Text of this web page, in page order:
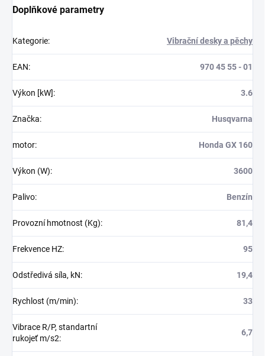
Doplňkové parametry
Kategorie: Vibrační desky a pěchy
EAN: 970 45 55 - 01
Výkon [kW]: 3.6
Značka: Husqvarna
motor: Honda GX 160
Výkon (W): 3600
Palivo: Benzín
Provozní hmotnost (Kg): 81,4
Frekvence HZ: 95
Odstředivá síla, kN: 19,4
Rychlost (m/min): 33
Vibrace R/P, standartní
rukojeť m/s2:
6,7